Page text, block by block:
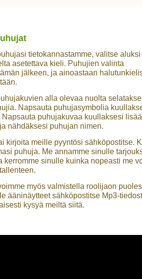
tietokannastamme, valitse aluksi
asetettava kieli. Puhujien valinta
jälkeen, ja ainoastaan
alla olevaa nuolta
Napsauta puhujasymbolia
puhujakuvaa kuullaksesi lisää
nähdäksesi puhujan nimen.
kirjoita meille pyyntösi sähköpostitse.
puhuja. Me annamme sinulle
kerromme sinulle kuinka nopeasti me
myös valmistella roolijaon
ääninäytteet sähköpostitse Mp3-
kysyä meiltä siitä.